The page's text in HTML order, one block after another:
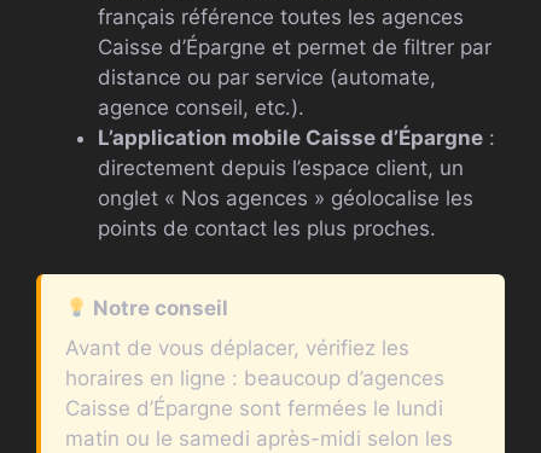
français référence toutes les agences
Caisse d’Épargne et permet de filtrer par
distance ou par service (automate,
agence conseil, etc.).
L’application mobile Caisse d’Épargne :
directement depuis l’espace client, un
onglet « Nos agences » géolocalise les
points de contact les plus proches.
Notre conseil
Avant de vous déplacer, vérifiez les
horaires en ligne : beaucoup d’agences
Caisse d’Épargne sont fermées le lundi
matin ou le samedi après-midi selon les